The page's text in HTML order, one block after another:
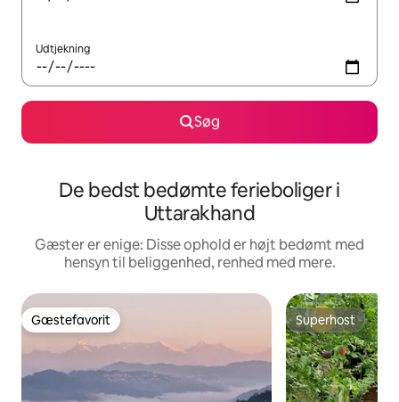
Udtjekning
Søg
De bedst bedømte ferieboliger i
Uttarakhand
Gæster er enige: Disse ophold er højt bedømt med
hensyn til beliggenhed, renhed med mere.
Gæstefavorit
Gæstefavorit Superhost
Superhost